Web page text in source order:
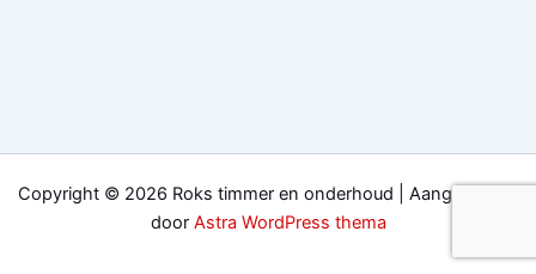
Copyright © 2026 Roks timmer en onderhoud | Aangedreven
door Astra WordPress thema